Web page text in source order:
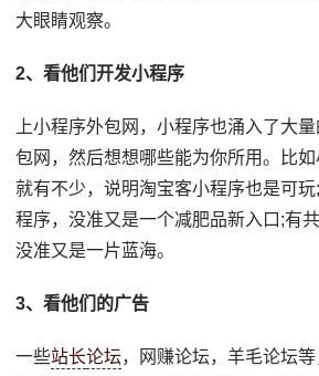
大眼睛观察。
2、看他们开发小程序
上小程序外包网，小程序也涌入了大
包网，然后想想哪些能为你所用。比
就有不少，说明淘宝客小程序也是可
程序，没准又是一个减肥品新入口;有
没准又是一片蓝海。
3、看他们的广告
一些站长论坛，网赚论坛，羊毛论坛